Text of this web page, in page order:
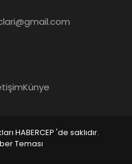
Künye
HABERCEP 'de saklıdır.
Teması